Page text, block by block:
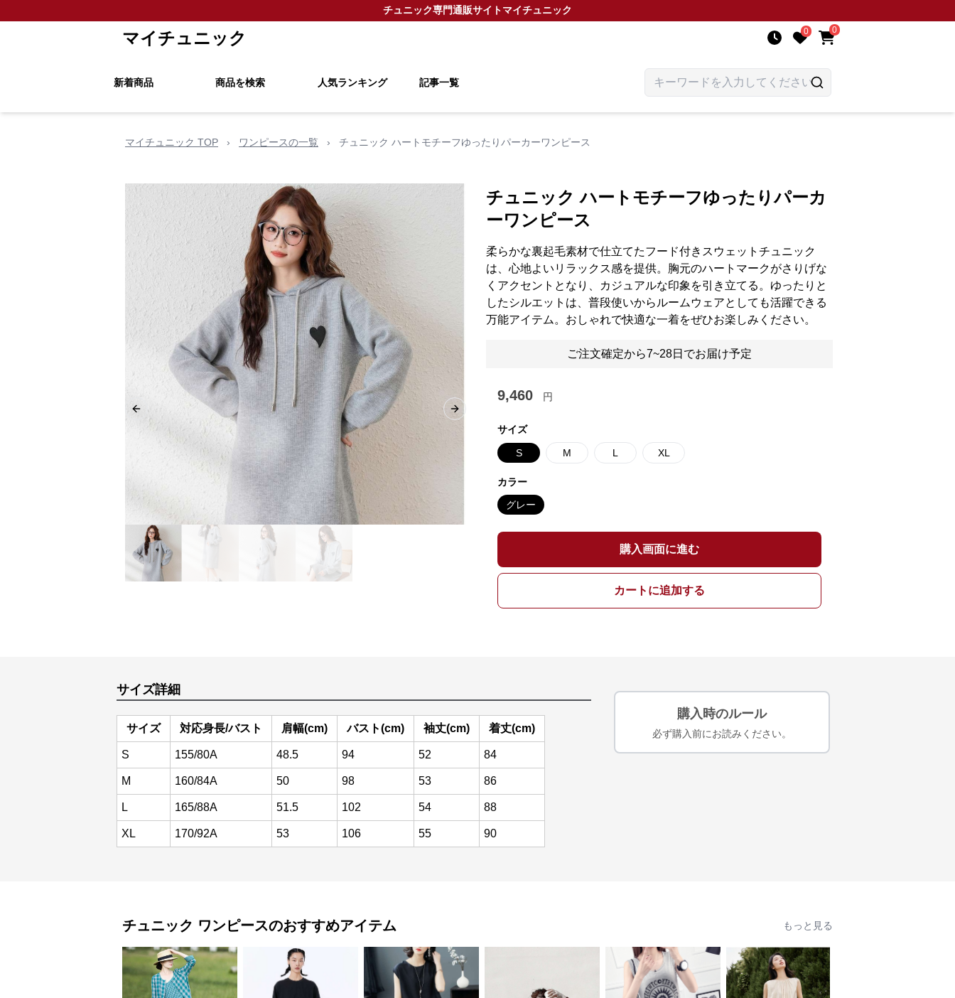
チュニック専門通販サイトマイチュニック
マイチュニック 0 0
新着商品 商品を検索 人気ランキング 記事一覧
マイチュニック TOP › ワンピースの一覧 › チュニック ハートモチーフゆったりパーカーワンピース
Previous slide Next slide
チュニック ハートモチーフゆったりパーカ
ーワンピース
柔らかな裏起毛素材で仕立てたフード付きスウェットチュニック
は、心地よいリラックス感を提供。胸元のハートマークがさりげな
くアクセントとなり、カジュアルな印象を引き立てる。ゆったりと
したシルエットは、普段使いからルームウェアとしても活躍できる
万能アイテム。おしゃれで快適な一着をぜひお楽しみください。
ご注文確定から7~28日でお届け予定
9,460 円
サイズ
S M L XL
カラー
グレー
購入画面に進む
カートに追加する
サイズ詳細
サイズ 対応身長/バスト 肩幅(cm) バスト(cm) 袖丈(cm) 着丈(cm)
S 155/80A 48.5 94 52 84
M 160/84A 50 98 53 86
L 165/88A 51.5 102 54 88
XL 170/92A 53 106 55 90
購入時のルール
必ず購入前にお読みください。
チュニック ワンピースのおすすめアイテム もっと見る